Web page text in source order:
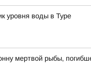
уровня воды в Туре
мертвой рыбы,